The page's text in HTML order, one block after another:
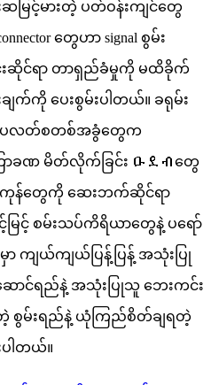
ြင့်မားတဲ့ ပတ်ဝန်းကျင်တွေ
တွေဟာ signal စွမ်း
ဆိုင်ရာ တာရှည်ခံမှုကို မထိခိုက်
ျက်ကို ပေးစွမ်းပါတယ်။ ခရုမ်း
တ် ပလတ်စတစ်အခွံတွေက
ာခဏ မိတ်လိုက်ခြင်း ዑደብတွေ
န်တွေကို ဆေးဘက်ဆိုင်ရာ
ြင့် စမ်းသပ်ကိရိယာတွေနဲ့ ပရော်
ျယ်ကျယ်ပြန့်ပြန့် အသုံးပြု
ဆောင်ရည်နဲ့ အသုံးပြုသူ ဘေးကင်း
စွမ်းရည်နဲ့ ယုံကြည်စိတ်ချရတဲ့
ပါတယ်။